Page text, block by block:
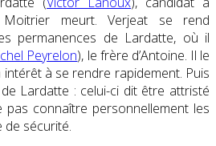
Moitrier meurt. Verjeat se rend
permanences de Lardatte, où il
Peyrelon), le frère d’Antoine. Il le
à se rendre rapidement. Puis
Lardatte : celui-ci dit être attristé
pas connaître personnellement les
de sécurité.